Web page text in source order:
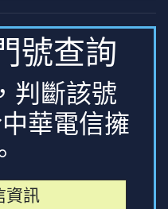
號查詢
判斷該號
華電信擁
資訊